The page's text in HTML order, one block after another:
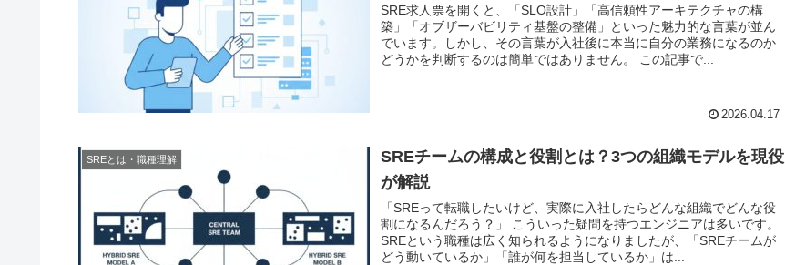
SRE求人票を開くと、「SLO設計」「高信頼性アーキテクチャの構
築」「オブザーバビリティ基盤の整備」といった魅力的な言葉が並ん
でいます。しかし、その言葉が入社後に本当に自分の業務になるのか
どうかを判断するのは簡単ではありません。 この記事で...
2026.04.17
SREとは・職種理解
SREチームの構成と役割とは？3つの組織モデルを現役
が解説
「SREって転職したいけど、実際に入社したらどんな組織でどんな役
割になるんだろう？」 こういった疑問を持つエンジニアは多いです。
SREという職種は広く知られるようになりましたが、「SREチームが
どう動いているか」「誰が何を担当しているか」は...